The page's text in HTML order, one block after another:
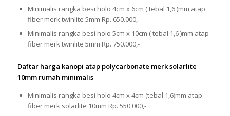
Minimalis rangka besi holo 4cm x 6cm ( tebal 1,6 )mm atap
fiber merk twinlite 5mm Rp. 650.000,-
Minimalis rangka besi holo 5cm x 10cm ( tebal 1,6 )mm atap
fiber merk twinlite 5mm Rp. 750.000,-
Daftar harga kanopi atap polycarbonate merk solarlite
10mm rumah minimalis
Minimalis rangka besi holo 4cm x 4cm (tebal 1,6)mm atap
fiber merk solarlite 10mm Rp. 550.000,-